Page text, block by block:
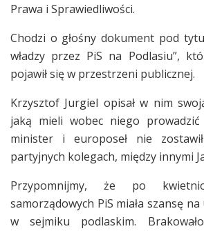
Prawa i Sprawiedliwości.
Chodzi o głośny dokument pod
władzy przez PiS na Podlasiu”,
pojawił się w przestrzeni publicznej.
Krzysztof Jurgiel opisał w nim
jaką mieli wobec niego prowadzić
minister i europoseł nie
partyjnych kolegach, między innymi
Przypomnijmy, że po
samorządowych PiS miała szansę
w sejmiku podlaskim.